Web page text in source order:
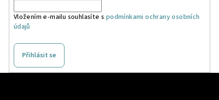
Vložením e-mailu souhlasíte s podmínkami ochrany osobních
údajů
Přihlásit se